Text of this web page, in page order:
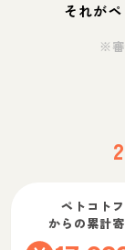
それが
※審
ペトコト
からの累計